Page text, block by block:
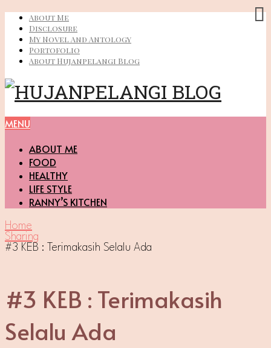
About Me
Disclosure
My Novel And Antology
Portofolio
About Hujanpelangi Blog
MENU
ABOUT ME
FOOD
HEALTHY
LIFE STYLE
RANNY’S KITCHEN
Home
Sharing
#3 KEB : Terimakasih Selalu Ada
#3 KEB : Terimakasih
Selalu Ada